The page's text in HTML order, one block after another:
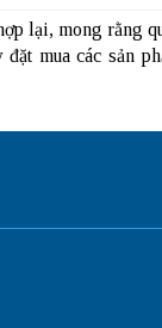
lại, mong rằng
mua các sản